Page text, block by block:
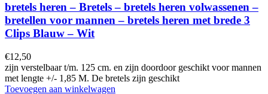
bretels heren – Bretels – bretels heren volwassenen –
bretellen voor mannen – bretels heren met brede 3
Clips Blauw – Wit
€12,50
zijn verstelbaar t/m. 125 cm. en zijn doordoor geschikt voor mannen
met lengte +/- 1,85 M. De bretels zijn geschikt
Toevoegen aan winkelwagen